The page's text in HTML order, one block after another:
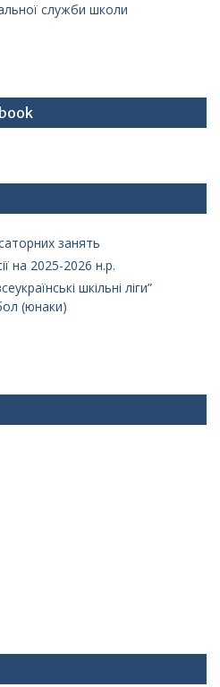
служби школи
занять
на 2025-2026 н.р.
шкільні ліги”
(юнаки)